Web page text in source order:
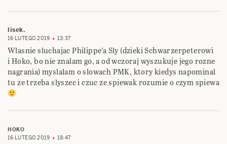
lisek.
16 LUTEGO 2019 13:37
Wlasnie sluchajac Philippe’a Sly (dzieki Schwarzerpeterowi
i Hoko, bo nie znalam go, a od wczoraj wyszukuje jego rozne
nagrania) myslalam o slowach PMK, ktory kiedys napominal
tu ze trzeba slyszec i czuc ze spiewak rozumie o czym spiewa
HOKO
16 LUTEGO 2019
18:47